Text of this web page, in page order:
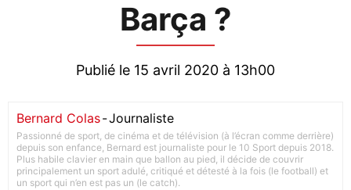
Barça ?
Publié le 15 avril 2020 à 13h00
Bernard Colas-Journaliste
Passionné de sport, de cinéma et de télévision (à l’écran comme derrière)
depuis son enfance, Bernard est journaliste pour le 10 Sport depuis 2018.
Plus habile clavier en main que ballon au pied, il décide de couvrir
principalement un sport adulé, critiqué et détesté à la fois (le football) et
un sport qui n’en est pas un (le catch).